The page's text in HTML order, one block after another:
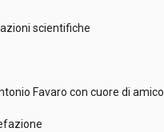
scientifiche
Favaro con cuore di amico